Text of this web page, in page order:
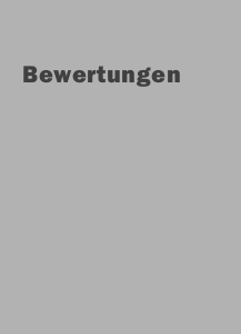
Bewertungen